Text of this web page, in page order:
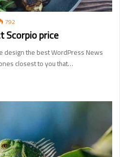
792
Scorpio price
design the best WordPress News
closest to you that…